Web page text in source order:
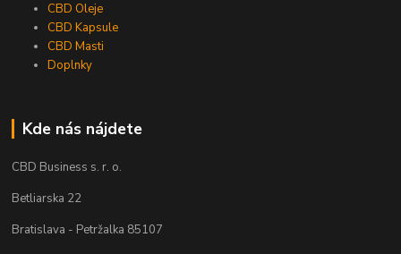
CBD Oleje
CBD Kapsule
CBD Masti
Doplnky
Kde nás nájdete
CBD Business s. r. o.
Betliarska 22
Bratislava - Petržalka 85107